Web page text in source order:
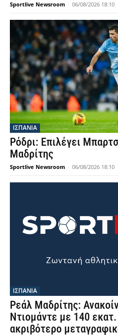
Sportlive Newsroom - 06/08/2026 18:10
ΙΣΠΑΝΙΑ
Ρόδρι: Επιλέγει
Μαδρίτης
Sportlive Newsroom - 06/08/2026 18:10
ΙΣΠΑΝΙΑ
Ρεάλ Μαδρίτης:
Ντιομάντε με 140
ακριβότερο